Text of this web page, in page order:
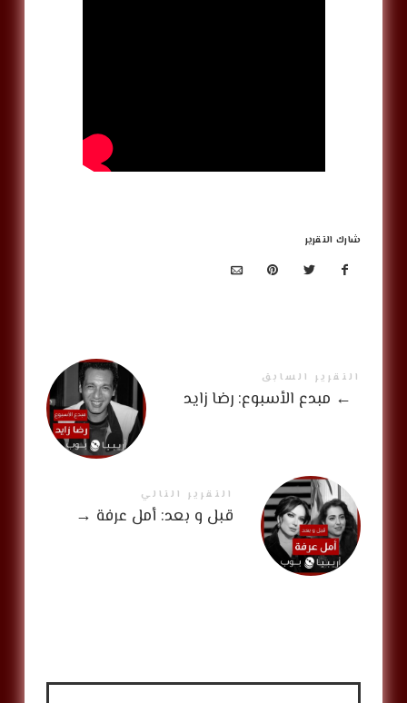
شارك التقرير
التقرير السابق
← مبدع الأسبوع: رضا زايد
التقرير التالي
قبل و بعد: أمل عرفة →